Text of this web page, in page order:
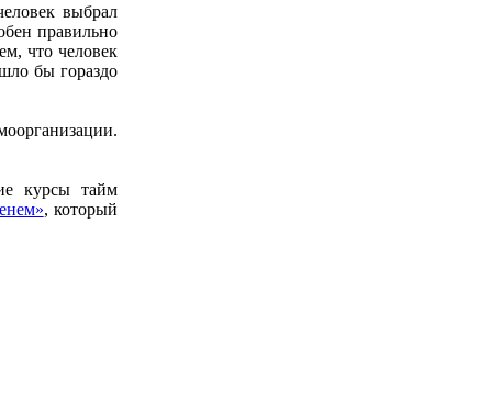
выбрал
правильно
что человек
бы гораздо
курсы тайм
, который